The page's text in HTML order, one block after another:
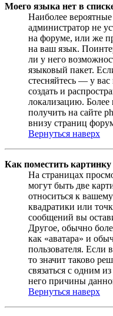
Моего языка нет в
Наиболее
администратор не
на форуме, или же
на ваш язык.
ли у него
языковый пакет.
стесняйтесь — у вас
создать и
локализацию.
получить на сайте
внизу страниц
Вернуться наверх
Как поместить
На страницах
могут быть две
относиться к
квадратики или
сообщений вы
Другое, обычно
как «аватара» и
пользователя. Если
то значит таково
связаться с одним
него причины
Вернуться наверх